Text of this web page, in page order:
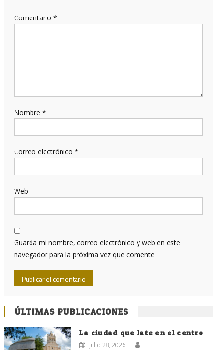
Comentario *
Nombre *
Correo electrónico *
Web
Guarda mi nombre, correo electrónico y web en este
navegador para la próxima vez que comente.
ÚLTIMAS PUBLICACIONES
La ciudad que late en el centro
julio 28, 2026